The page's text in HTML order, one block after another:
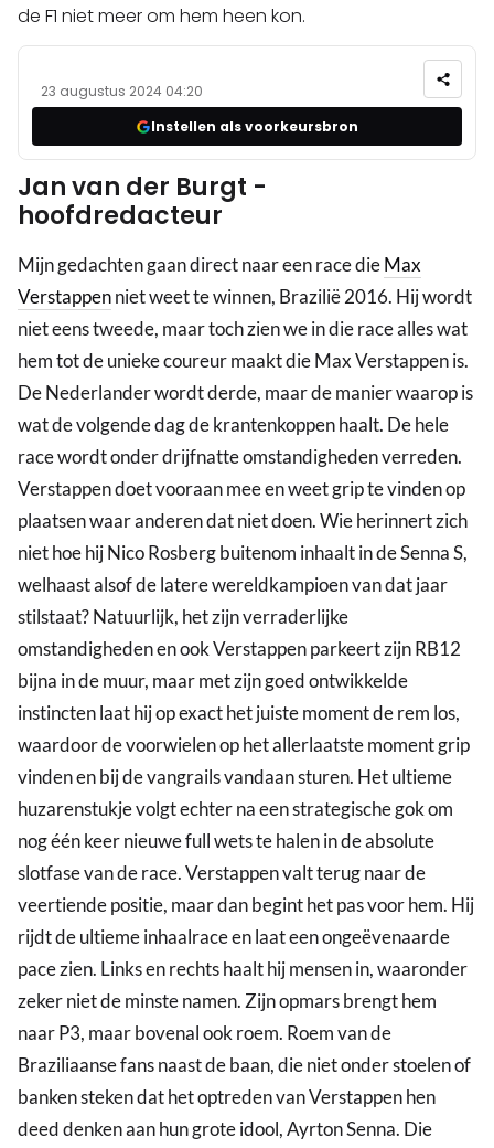
de F1 niet meer om hem heen kon.
23 augustus 2024 04:20
Instellen als voorkeursbron
Jan van der Burgt -
hoofdredacteur
Mijn gedachten gaan direct naar een race dieMax
Verstappenniet weet te winnen, Brazilië 2016. Hij wordt
niet eens tweede, maar toch zien we in die race alles wat
hem tot de unieke coureur maakt die Max Verstappen is.
De Nederlander wordt derde, maar de manier waarop is
wat de volgende dag de krantenkoppen haalt. De hele
race wordt onder drijfnatte omstandigheden verreden.
Verstappen doet vooraan mee en weet grip te vinden op
plaatsen waar anderen dat niet doen. Wie herinnert zich
niet hoe hij Nico Rosberg buitenom inhaalt in de Senna S,
welhaast alsof de latere wereldkampioen van dat jaar
stilstaat? Natuurlijk, het zijn verraderlijke
omstandigheden en ook Verstappen parkeert zijn RB12
bijna in de muur, maar met zijn goed ontwikkelde
instincten laat hij op exact het juiste moment de rem los,
waardoor de voorwielen op het allerlaatste moment grip
vinden en bij de vangrails vandaan sturen. Het ultieme
huzarenstukje volgt echter na een strategische gok om
nog één keer nieuwe full wets te halen in de absolute
slotfase van de race. Verstappen valt terug naar de
veertiende positie, maar dan begint het pas voor hem. Hij
rijdt de ultieme inhaalrace en laat een ongeëvenaarde
pace zien. Links en rechts haalt hij mensen in, waaronder
zeker niet de minste namen. Zijn opmars brengt hem
naar P3, maar bovenal ook roem. Roem van de
Braziliaanse fans naast de baan, die niet onder stoelen of
banken steken dat het optreden van Verstappen hen
deed denken aan hun grote idool, Ayrton Senna. Die